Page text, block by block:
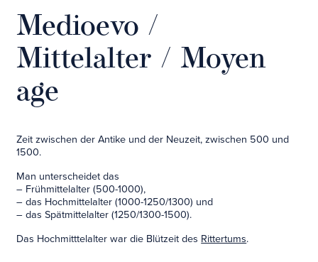
Medioevo /
Mittelalter / Moyen
age
Zeit zwischen der Antike und der Neuzeit, zwischen 500 und
1500.
Man unterscheidet das
– Frühmittelalter (500-1000),
– das Hochmittelalter (1000-1250/1300) und
– das Spätmittelalter (1250/1300-1500).
Das Hochmitttelalter war die Blützeit des Rittertums.